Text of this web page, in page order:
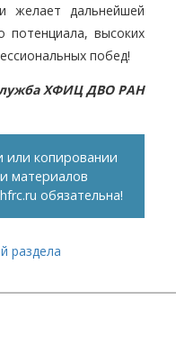
желает дальнейшей
потенциала, высоких
побед!
ХФИЦ ДВО РАН
или копировании
материалов
обязательна!
раздела